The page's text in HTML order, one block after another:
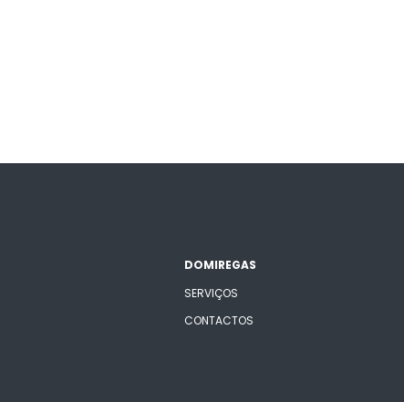
DOMIREGAS
SERVIÇOS
CONTACTOS